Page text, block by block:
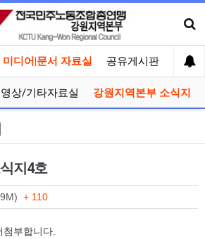
미디어|문서 자료실 공유게시판 선거
상/기타자료실 강원지역본부 소식지
지4호
+ 110
부합니다.